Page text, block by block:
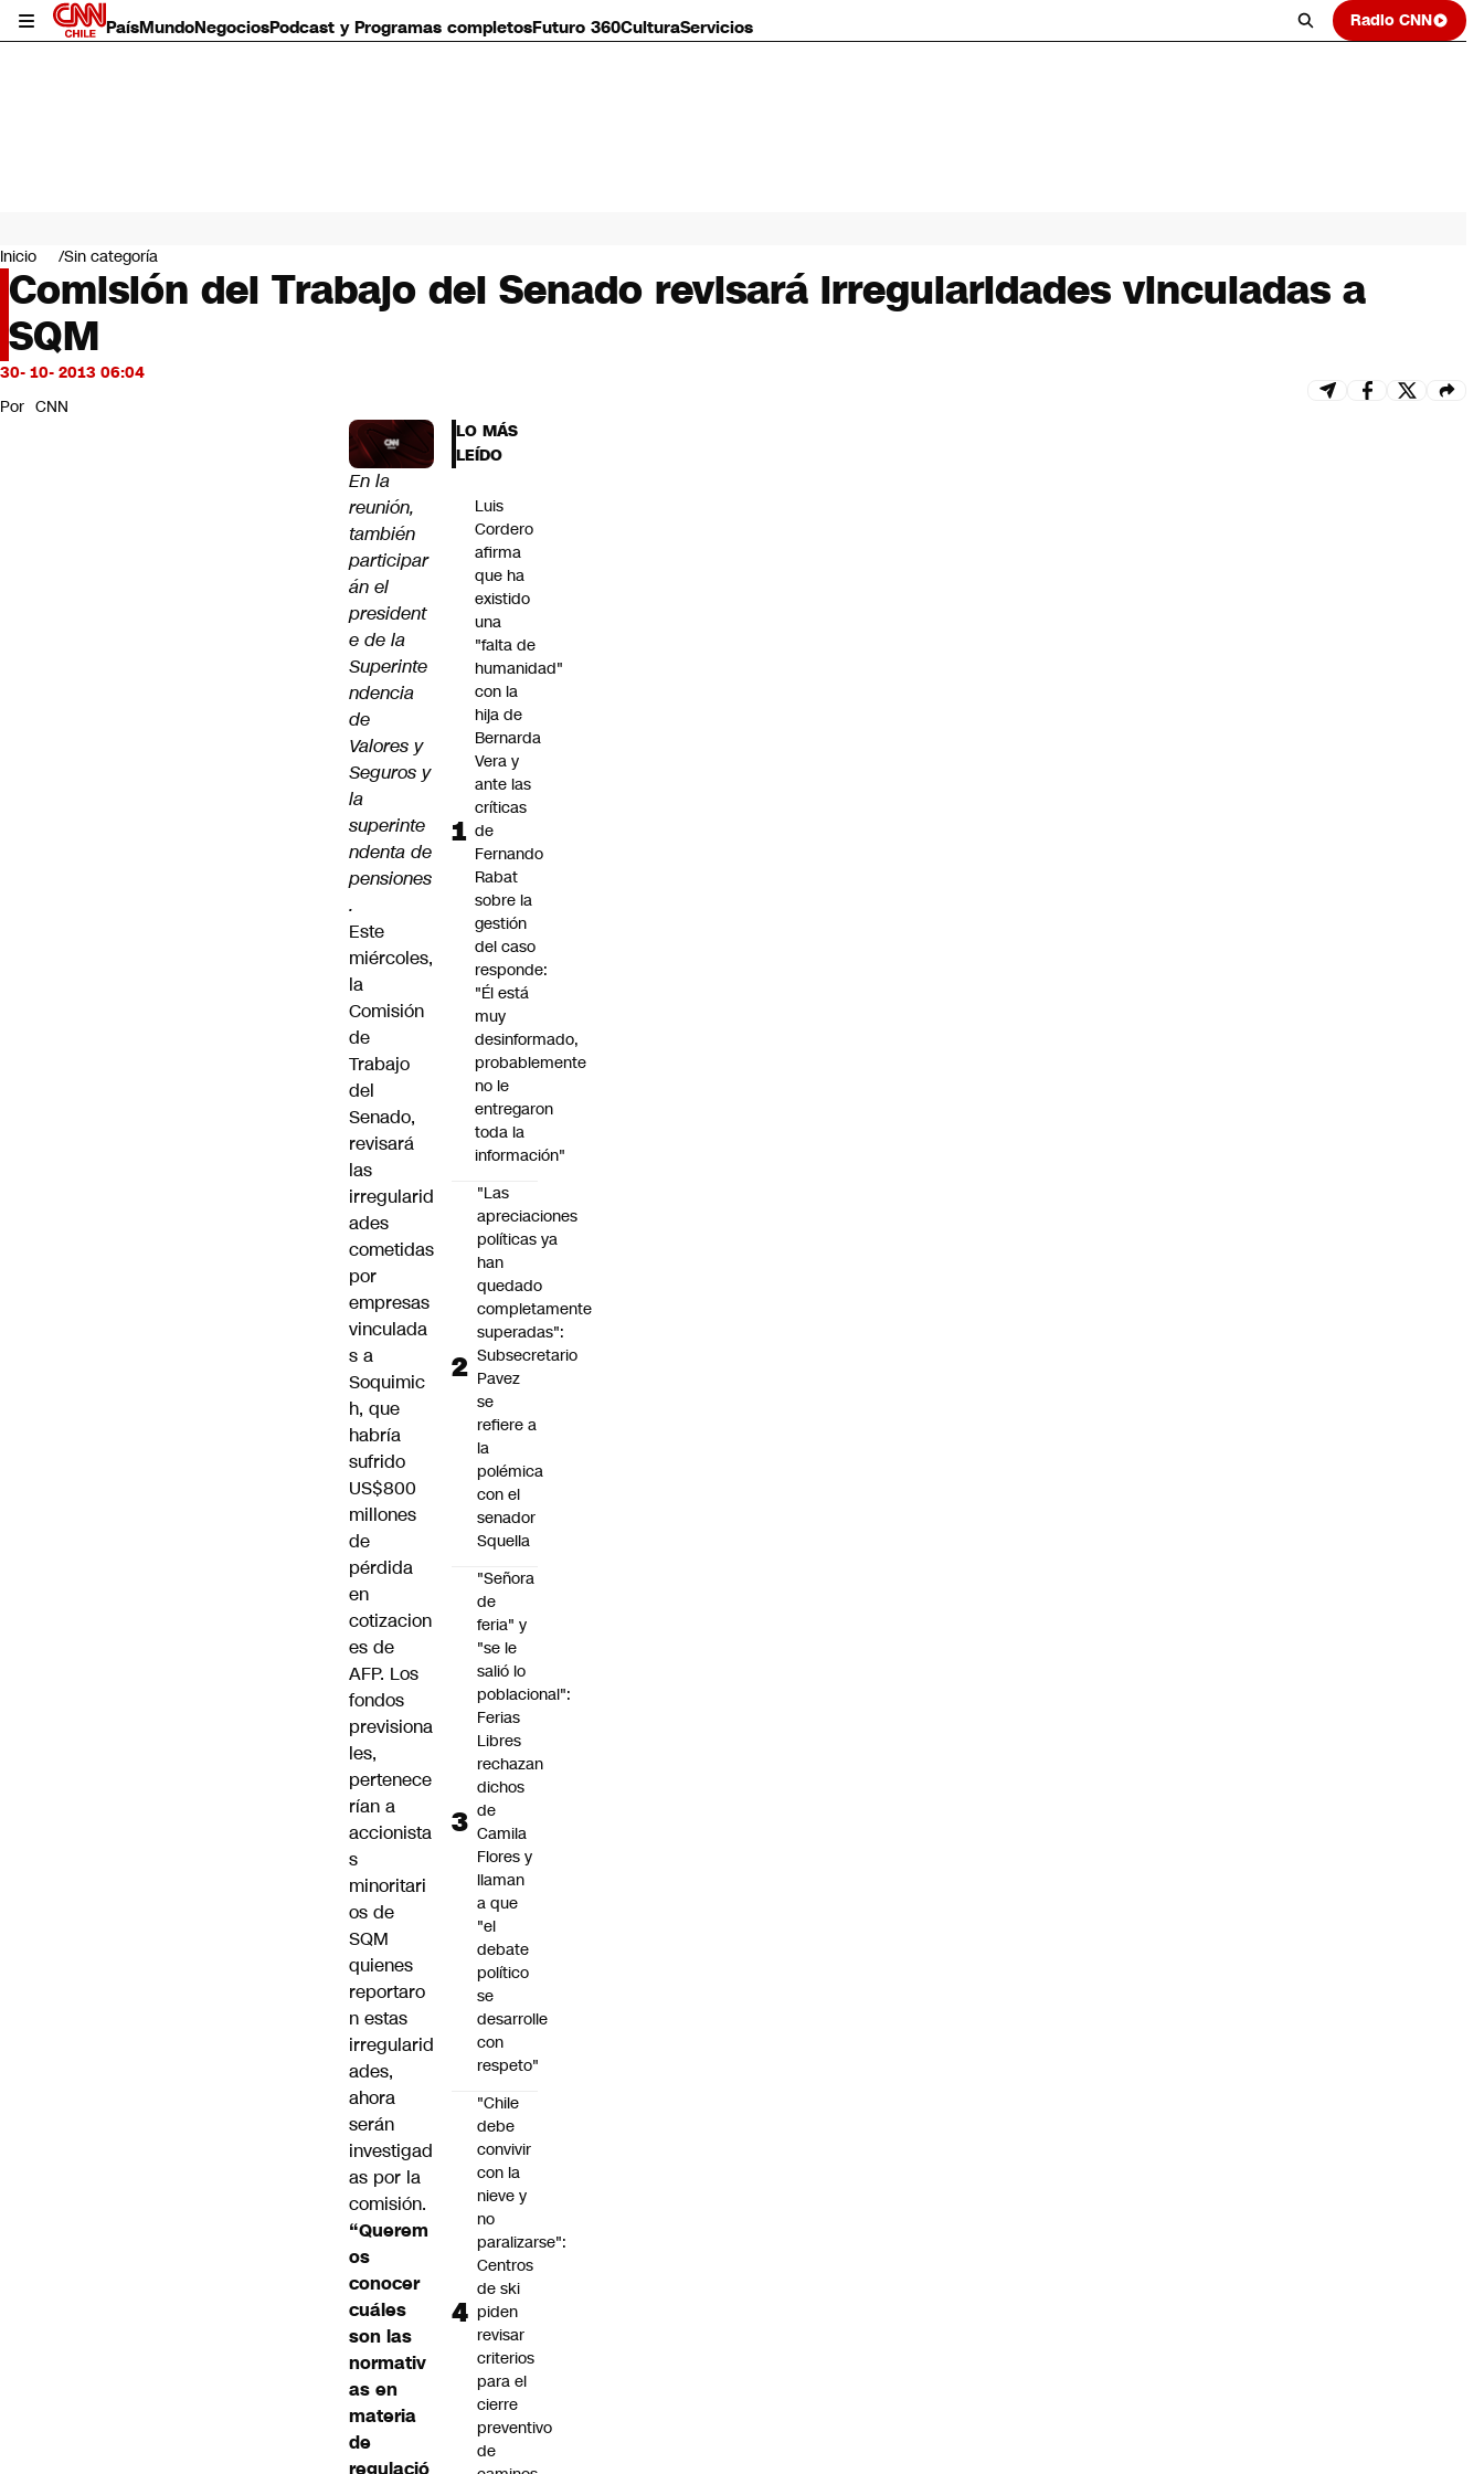
PaísMundoNegociosPodcast y Programas completosFuturo 360CulturaServicios Radio CNN
Mundo
Negocios
Deportes
Programas completos
Cultura
Servicios
Bits
CNN Data
Inicio Sin categoría
Comisión del Trabajo del Senado revisará irregularidades vinculadas a
SQM
30- 10- 2013 06:04
Por CNN
En la
reunión,
también
participar
án el
president
e de la
Superinte
ndencia
de
Valores y
Seguros y
la
superinte
ndenta de
pensiones
.
Este
miércoles,
la
Comisión
de
Trabajo
del
Senado,
revisará
las
irregularid
ades
cometidas
por
empresas
vinculada
s a
Soquimic
h, que
habría
sufrido
US$800
millones
de
pérdida
en
cotizacion
es de
AFP. Los
fondos
previsiona
les,
pertenece
rían a
accionista
s
minoritari
os de
SQM
quienes
reportaro
n estas
irregularid
ades,
ahora
serán
investigad
as por la
comisión.
“Querem
os
conocer
cuáles
son las
normativ
as en
materia
de
regulació
LO MÁS
LEÍDO
Luis
Cordero
afirma
que ha
existido
una
"falta de
humanidad"
con la
hija de
Bernarda
Vera y
ante las
críticas
de
Fernando
Rabat
sobre la
gestión
del caso
responde:
"Él está
muy
desinformado,
probablemente
no le
entregaron
toda la
información"
"Las
apreciaciones
políticas ya
han
quedado
completamente
superadas":
Subsecretario
Pavez
se
refiere a
la
polémica
con el
senador
Squella
"Señora
de
feria" y
"se le
salió lo
poblacional":
Ferias
Libres
rechazan
dichos
de
Camila
Flores y
llaman
a que
"el
debate
político
se
desarrolle
con
respeto"
"Chile
debe
convivir
con la
nieve y
no
paralizarse":
Centros
de ski
piden
revisar
criterios
para el
cierre
preventivo
de